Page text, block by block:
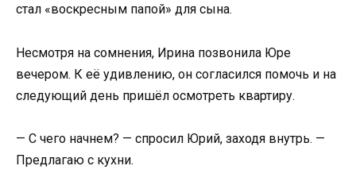
стал «воскресным папой» для сына.
Несмотря на сомнения, Ирина позвонила Юре
вечером. К её удивлению, он согласился помочь и на
следующий день пришёл осмотреть квартиру.
— С чего начнем? — спросил Юрий, заходя внутрь. —
Предлагаю с кухни.